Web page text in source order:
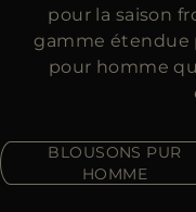
AU
PLUS DE PAYS
pour la saison
gamme étendue
pour homme
BLOUSONS PUR
HOMME